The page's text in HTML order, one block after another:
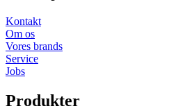
Kontakt
Om os
Vores brands
Service
Jobs
Produkter